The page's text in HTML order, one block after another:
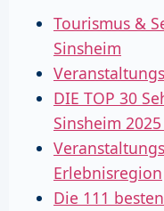
Tourismus &
Sinsheim
DIE TOP 30
Sinsheim
Erlebnisregion
Die 111